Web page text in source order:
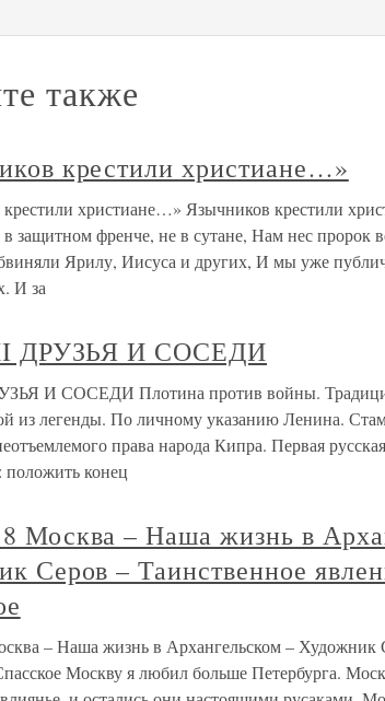
также
крестили христиане…»
христиане…» Язычников крестили
защитном френче, не в сутане, Нам нес пророк
Ярилу, Иисуса и других, И мы уже
И за
ДРУЗЬЯ И СОСЕДИ
И СОСЕДИ Плотина против войны.
из легенды. По личному указанию Ленина.
права народа Кипра. Первая
положить конец
Москва – Наша жизнь в
Серов – Таинственное
– Наша жизнь в Архангельском – Художник
Москву я любил больше Петербурга.